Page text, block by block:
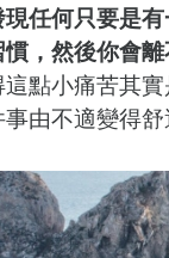
任何只要是
，然後你會離
點小痛苦其實
由不適變得舒